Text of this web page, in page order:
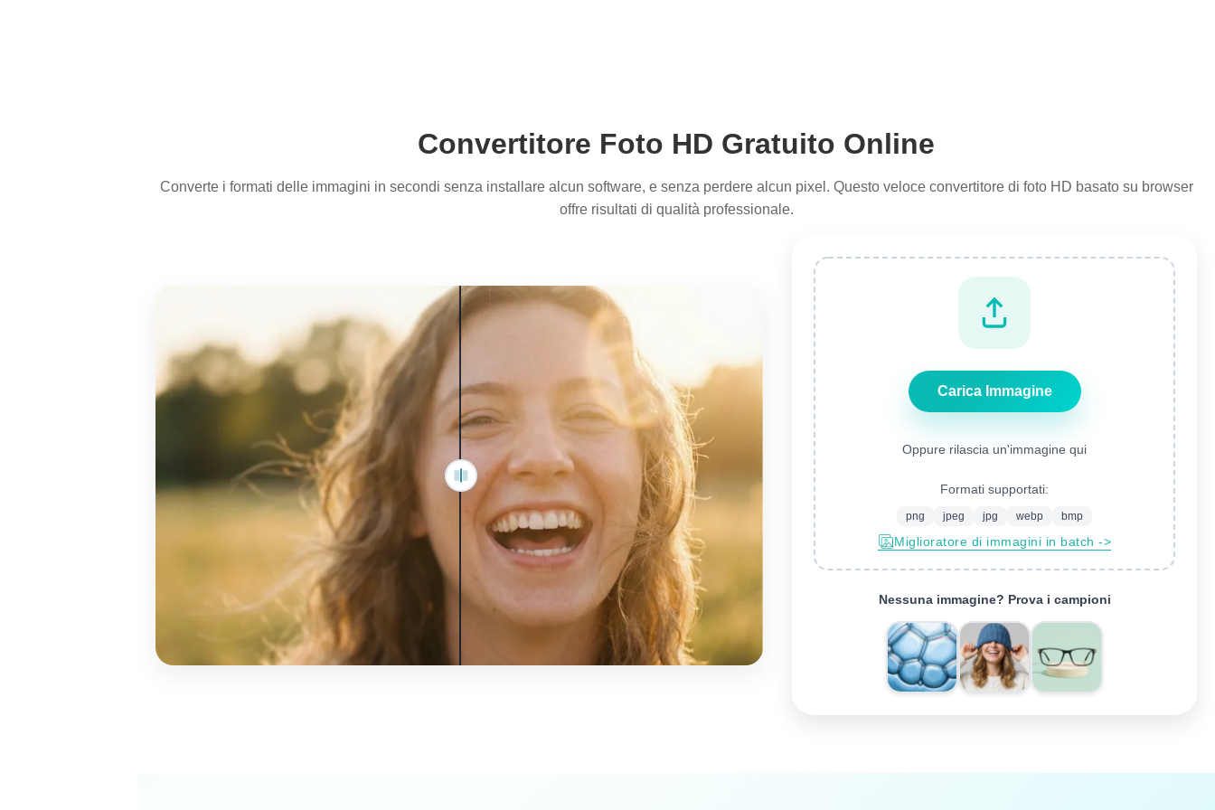
Convertitore Foto HD Gratuito Online
Converte i formati delle immagini in secondi senza installare alcun software, e senza perdere alcun pixel. Questo veloce convertitore di foto HD basato su browser
offre risultati di qualità professionale.
Carica Immagine
Oppure rilascia un'immagine qui
Formati supportati:
png jpeg jpg webp bmp
Miglioratore di immagini in batch ->
Nessuna immagine? Prova i campioni